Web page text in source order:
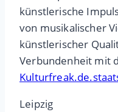
künstlerische
von musikalischer
künstlerischer
Verbundenheit mit
Leipzig